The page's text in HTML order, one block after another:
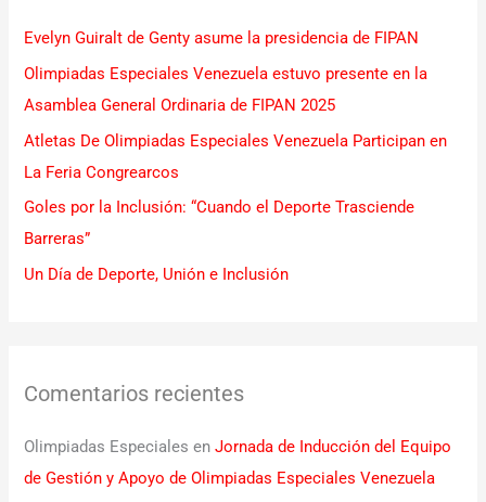
p
o
r
:
Evelyn Guiralt de Genty asume la presidencia de FIPAN
Olimpiadas Especiales Venezuela estuvo presente en la
Asamblea General Ordinaria de FIPAN 2025
Atletas De Olimpiadas Especiales Venezuela Participan en
La Feria Congrearcos
Goles por la Inclusión: “Cuando el Deporte Trasciende
Barreras”
Un Día de Deporte, Unión e Inclusión
Comentarios recientes
Olimpiadas Especiales enJornada de Inducción del Equipo
de Gestión y Apoyo de Olimpiadas Especiales Venezuela